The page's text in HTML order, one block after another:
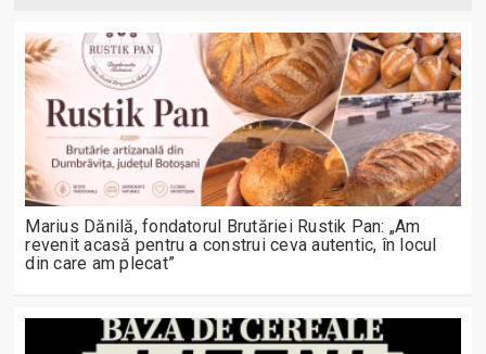
Marius Dănilă, fondatorul Brutăriei Rustik Pan: „Am
revenit acasă pentru a construi ceva autentic, în locul
din care am plecat”